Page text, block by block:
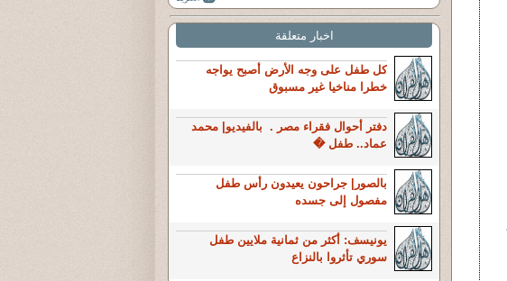
اخبار متعلقة
كل طفل على وجه الأرض أصبح يواجه
خطرا مناخيا غير مسبوق
دفتر أحوال فقراء مصر . بالفيديو| محمد
عماد.. طفل �
بالصور| جراحون يعيدون رأس طفل
مفصول إلى جسده
يونيسف: أكثر من ثمانية ملايين طفل
سوري تأثروا بالنزاع